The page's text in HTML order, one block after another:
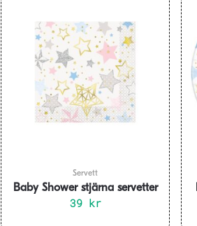
Servett
Baby Shower stjärna servetter
16-pack
39 kr